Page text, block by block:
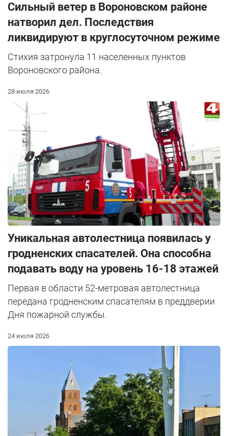
Сильный ветер в Вороновском районе
натворил дел. Последствия
ликвидируют в круглосуточном режиме
Стихия затронула 11 населенных пунктов
Вороновского района.
28 июля 2026
Уникальная автолестница появилась у
гродненских спасателей. Она способна
подавать воду на уровень 16-18 этажей
Первая в области 52-метровая автолестница
передана гродненским спасателям в преддверии
Дня пожарной службы.
24 июля 2026